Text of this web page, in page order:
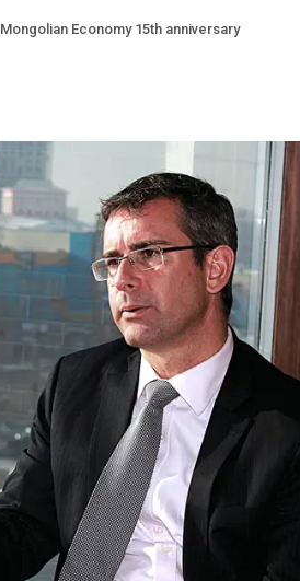
Mongolian Economy 15th anniversary